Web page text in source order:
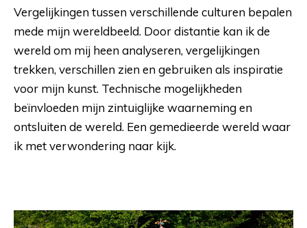
Vergelijkingen tussen verschillende culturen bepalen
mede mijn wereldbeeld. Door distantie kan ik de
wereld om mij heen analyseren, vergelijkingen
trekken, verschillen zien en gebruiken als inspiratie
voor mijn kunst. Technische mogelijkheden
beïnvloeden mijn zintuiglijke waarneming en
ontsluiten de wereld. Een gemedieerde wereld waar
ik met verwondering naar kijk.